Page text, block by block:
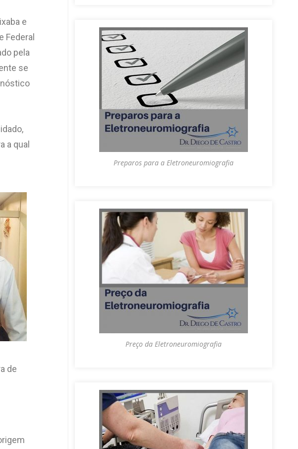
e
Federal
pela
se
a qual
de
Preparos para a Eletroneuromiografia
Preço da Eletroneuromiografia